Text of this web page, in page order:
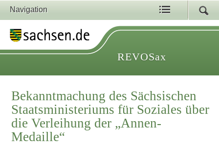
Navigation
REVOSax
Bekanntmachung des Sächsischen
Staatsministeriums für Soziales über
die Verleihung der „Annen-
Medaille“